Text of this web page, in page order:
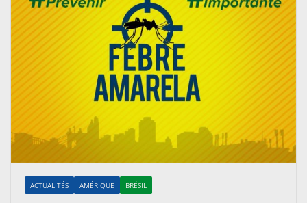
ACTUALITÉS AMÉRIQUE BRÉSIL